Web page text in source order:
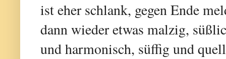
ist eher schlank, gegen Ende
dann wieder etwas malzig,
und harmonisch, süffig und